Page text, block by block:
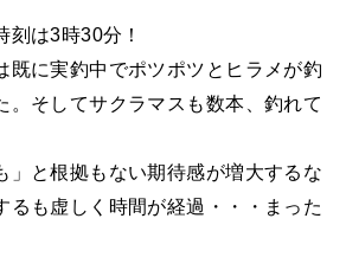
刻は3時30分！
既に実釣中でポツポツとヒラメが釣
。そしてサクラマスも数本、釣れて
」と根拠もない期待感が増大するな
るも虚しく時間が経過・・・まった